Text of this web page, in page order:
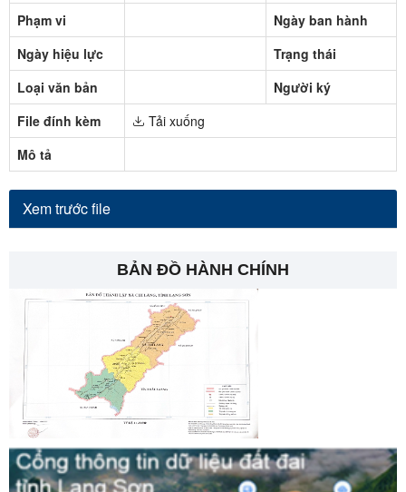
Phạm vi
Ngày ban hành
Ngày hiệu lực
Trạng thái
Loại văn bản
Người ký
File đính kèm
Tải xuống
Mô tả
Xem trước file
BẢN ĐỒ HÀNH CHÍNH